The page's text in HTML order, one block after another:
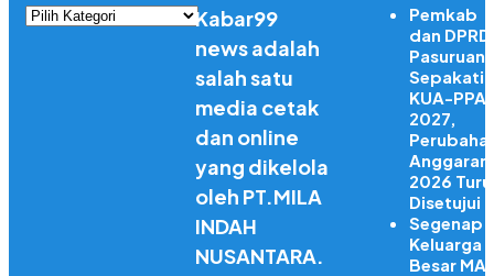
Rubrik
Kabar99
news adalah
salah satu
media cetak
dan online
yang dikelola
oleh PT.MILA
INDAH
NUSANTARA.
Pemkab
dan DPRD
Pasuruan
Sepakati
KUA-
2027,
Anggaran
2026
Disetujui
Segenap
Keluarga
Besar